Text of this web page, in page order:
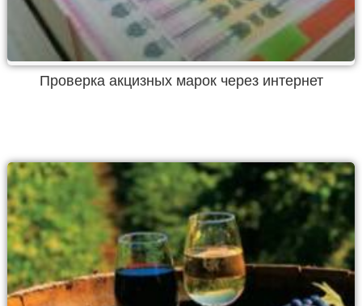
Проверка акцизных марок через интернет